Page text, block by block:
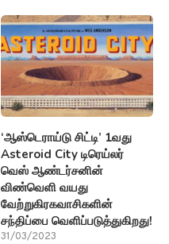
‘ஆஸ்டெராய்டு சிட்டி’ 1வது
Asteroid City டிரெய்லர்
வெஸ் ஆண்டர்சனின்
விண்வெளி வயது
வேற்றுகிரகவாசிகளின்
சந்திப்பை வெளிப்படுத்துகிறது!
31/03/2023